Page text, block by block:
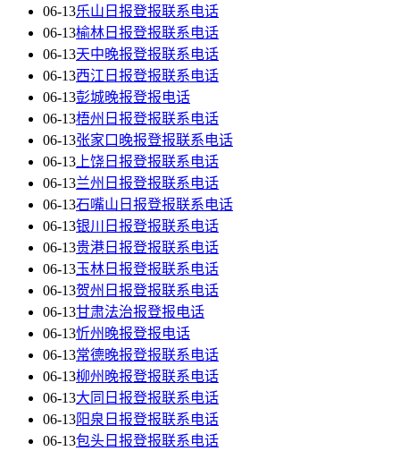
06-13乐山日报登报联系电话
06-13榆林日报登报联系电话
06-13天中晚报登报联系电话
06-13西江日报登报联系电话
06-13彭城晚报登报电话
06-13梧州日报登报联系电话
06-13张家口晚报登报联系电话
06-13 上饶日报登报联系电话
06-13兰州日报登报联系电话
06-13石嘴山日报登报联系电话
06-13银川日报登报联系电话
06-13贵港日报登报联系电话
06-13玉林日报登报联系电话
06-13贺州日报登报联系电话
06-13甘肃法治报登报电话
06-13忻州晚报登报电话
06-13常德晚报登报联系电话
06-13柳州晚报登报联系电话
06-13大同日报登报联系电话
06-13阳泉日报登报联系电话
06-13包头日报登报联系电话